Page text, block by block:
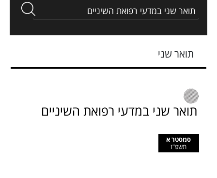
תואר שני
תואר שני במדעי רפואת השיניים
סמסטר א
תשפ"ז